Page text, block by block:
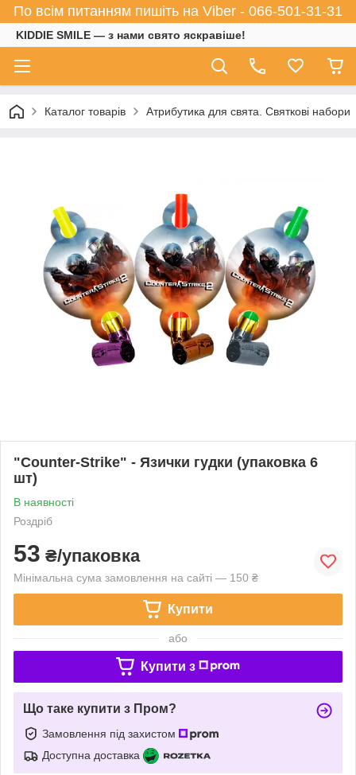
По всім питанням пишіть на Viber - 066-501-31-31
KIDDIE SMILE — з нами свято яскравіше!
Каталог товарів Атрибутика для свята. Святкові набори
"Counter-Strike" - Язички гудки (упаковка 6
шт)
В наявності
Роздріб
53 ₴/упаковка
Мінімальна сума замовлення на сайті — 150 ₴
Купити
або
Купити з
Що таке купити з Пром?
Замовлення під захистом
Доступна доставка